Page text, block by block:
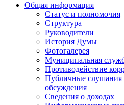
Общая информация
Статус и полномочия
Структура
Руководители
История Думы
Фотогалерея
Муниципальная
Противодействие
Публичные слушания
обсуждения
Сведения о доходах